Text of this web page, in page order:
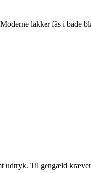
lakker fås i både
udtryk. Til gengæld